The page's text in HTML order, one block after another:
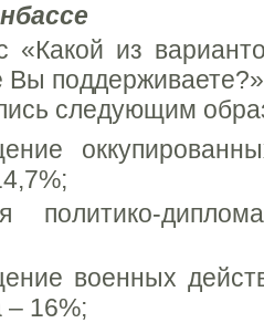
«Какой из
Вы поддерживаете?»
следующим
политико-
военных
– 16%;